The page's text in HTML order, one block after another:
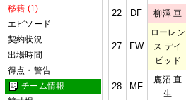
移籍 (1)
エピソード
契約状況
出場時間
得点・警告
チーム情報
22 DF 柳澤 亘
27 FW
ローレン
ス デイ
ビッド
28 MF
鹿沼 直
生